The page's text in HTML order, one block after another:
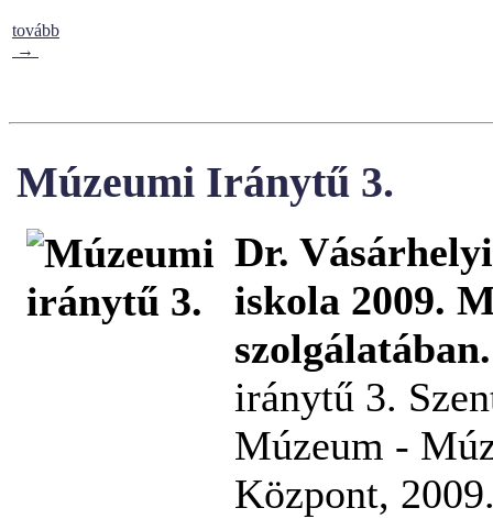
tovább
→
Múzeumi Iránytű 3.
Dr.
iskola 2009.
iránytű 3.
Múzeum -
Központ,